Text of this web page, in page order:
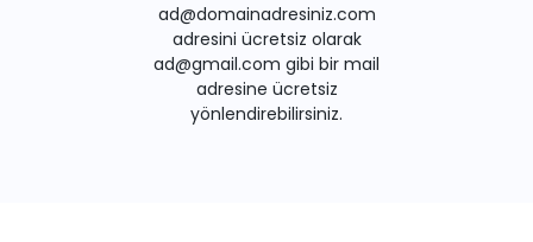
ad@domainadresiniz.com
adresini ücretsiz olarak
ad@gmail.com gibi bir mail
adresine ücretsiz
yönlendirebilirsiniz.